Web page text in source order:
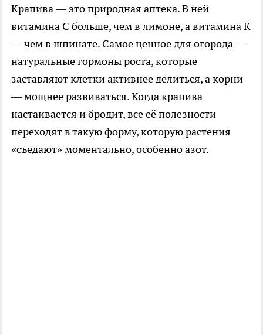
Крапива — это природная аптека. В ней
витамина С больше, чем в лимоне, а витамина К
— чем в шпинате. Самое ценное для огорода —
натуральные гормоны роста, которые
заставляют клетки активнее делиться, а корни
— мощнее развиваться. Когда крапива
настаивается и бродит, все её полезности
переходят в такую форму, которую растения
«съедают» моментально, особенно азот.